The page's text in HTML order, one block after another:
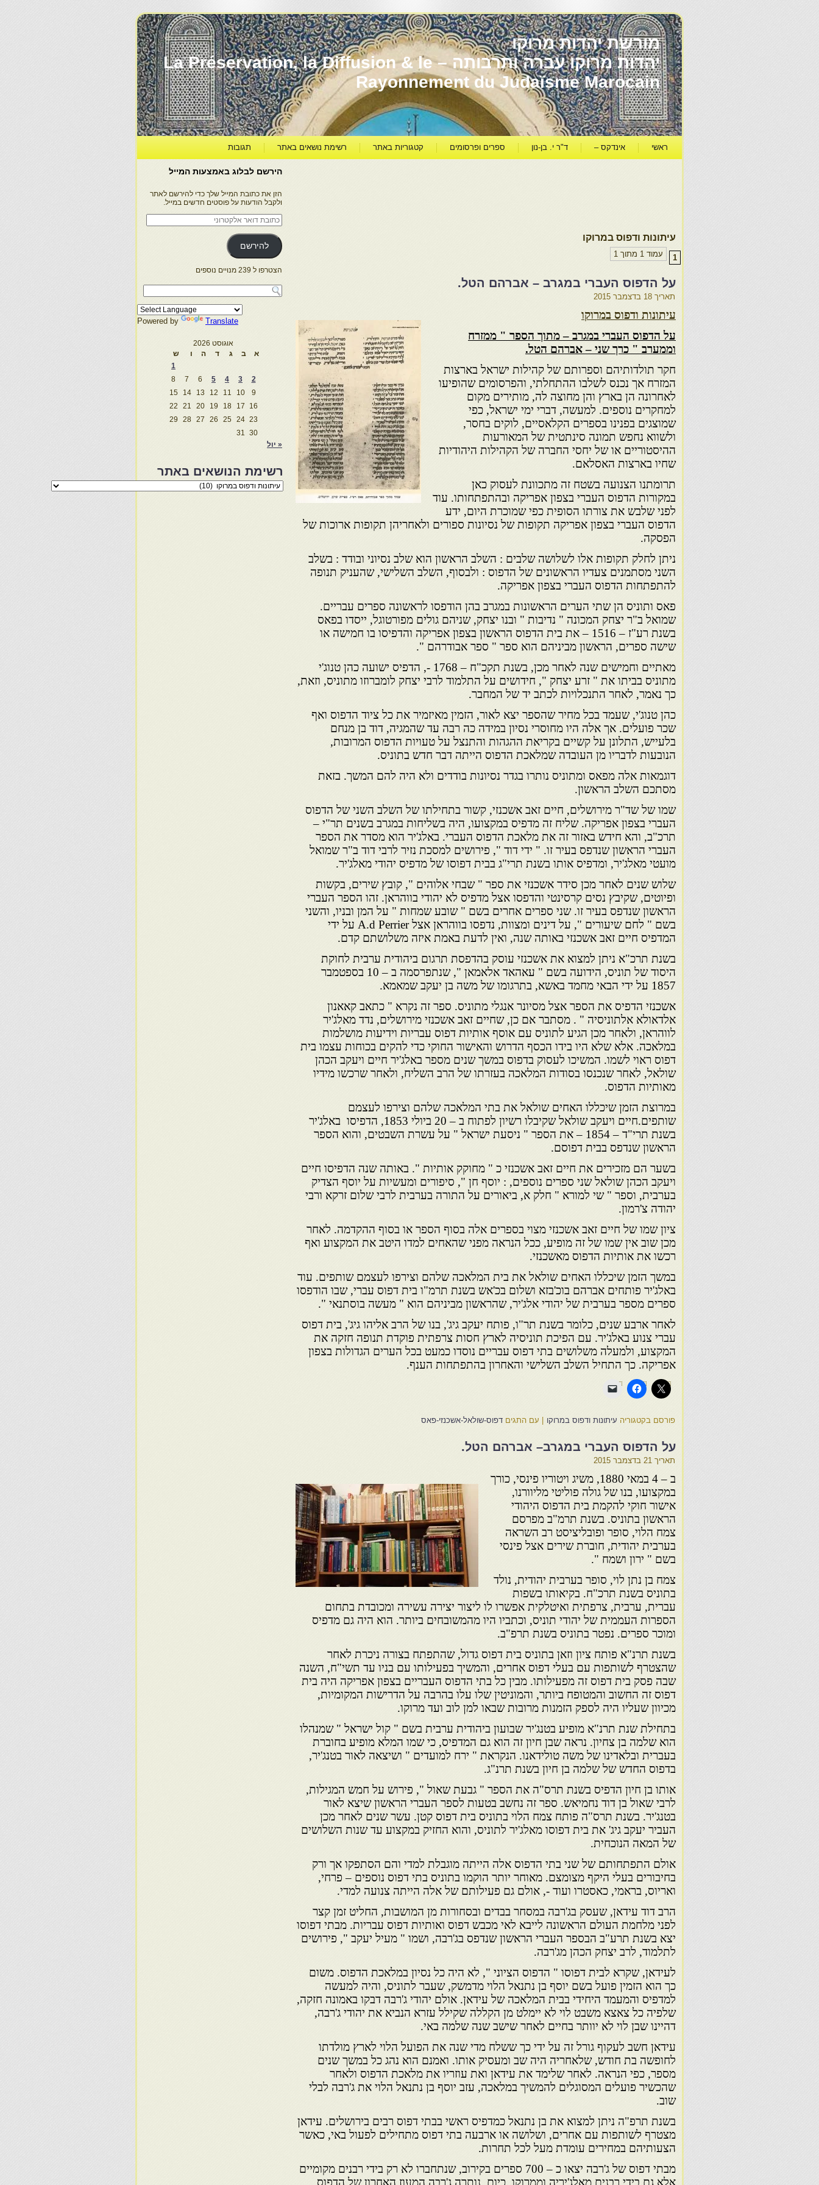
מורשת יהדות מרוקו
יהדות מרוקו עברה ותרבותה – La Préservation, la Diffusion & le
Rayonnement du Judaïsme Marocain
ראשי אינדקס – ד"ר י. בן-נון ספרים ופרסומים קטגוריות באתר רשימת נושאים באתר תגובות
עיתונות ודפוס במרוקו
עמוד 1 מתוך 1 1
על הדפוס העברי במגרב – אברהם הטל.
תאריך 18 בדצמבר 2015
עיתונות ודפוס במרוקו
על הדפוס העברי במגרב – מתוך הספר " ממזרח
וממערב " כרך שני – אברהם הטל.
חקר תולדותיהם וספרותם של קהילות ישראל בארצות
המזרח אך נכנס לשלבו ההתחלתי, והפרסומים שהופיעו
לאחרונה הן בארץ והן מחוצה לה, מותירים מקום
למחקרים נוספים. למעשה, דברי ימי ישראל, כפי
שמוצגים בפנינו בספרים הקלאסיים, לוקים בחסר,
ולשווא נחפש תמונה סינתטית של המאורעות
ההיסטוריים או של יחסי החברה של הקהילות היהודיות
שחיו בארצות האסלאם.
תרומתנו הצנועה בשטח זה מתכוונת לעסוק כאן
במקורות הדפוס העברי בצפון אפריקה ובהתפתחותו. עוד
לפני שלבש את צורתו הסופית כפי שמוכרת היום, ידע
הדפוס העברי בצפון אפריקה תקופות של נסיונות ספורים ולאחריהן תקופות ארוכות של
הפסקה.
ניתן לחלק תקופות אלו לשלושה שלבים : השלב הראשון הוא שלב נסיוני ובודד : בשלב
השני מסתמנים צעדיו הראשונים של הדפוס : ולבסוף, השלב השלישי, שהעניק תנופה
להתפתחות הדפוס העברי בצפון אפריקה.
פאס ותוניס הן שתי הערים הראשונות במגרב בהן הודפסו לראשונה ספרים עבריים.
שמואל ב"ר יצחק המכונה " נדיבות " ובנו יצחק, שניהם גולים מפורטוגל, ייסדו בפאס
בשנת רע"ז – 1516 – את בית הדפוס הראשון בצפון אפריקה והדפיסו בו חמישה או
שישה ספרים, הראשון מביניהם הוא ספר " ספר אבודרהם ".
מאתיים וחמישים שנה לאחר מכן, בשנת תקכ"ח – 1768 -, הדפיס ישועה כהן טנוג'י
מתוניס בביתו את " זרע יצחק ", חידושים על התלמוד לרבי יצחק לומברוזו מתוניס, וזאת,
כך נאמר, לאחר התנכלויות לכתב יד של המחבר.
כהן טנוג'י, שעמד בכל מחיר שהספר יצא לאור, הזמין מאיזמיר את כל ציוד הדפוס ואף
שכר פועלים. אך אלה היו מחוסרי נסיון במידה כה רבה עד שהמגיה, דוד בן מנחם
בלעייש, התלונן על קשיים בקריאת ההגהות והתנצל על טעויות הדפוס המרובות,
הנובעות לדבריו מן העובדה שמלאכת הדפוס הייתה דבר חדש בתוניס.
דוגמאות אלה מפאס ומתוניס נותרו בגדר נסיונות בודדים ולא היה להם המשך. בזאת
מסתכם השלב הראשון.
שמו של שד"ר מירושלים, חיים זאב אשכנזי, קשור בתחילתו של השלב השני של הדפוס
העברי בצפון אפריקה. שליח זה מדפיס במקצועו, היה בשליחות במגרב בשנים תר"י –
תרכ"ב, והא חידש באזור זה את מלאכת הדפוס העברי. באלג'יר הוא מסדר את הספר
העברי הראשון שנדפס בעיר זו. " ידי דוד ", פירושים למסכת נזיר לרבי דוד ב"ר שמואל
מועטי מאלג'יר, ומדפיס אותו בשנת תרי"ג בבית דפוסו של מדפיס יהודי מאלג'יר.
שלוש שנים לאחר מכן סידר אשכנזי את ספר " שבחי אלוהים ", קובץ שירים, בקשות
ופיוטים, שקיבץ נסים קרסינטי והדפסו אצל מדפיס לא יהודי בווהראן. זהו הספר העברי
הראשון שנדפס בעיר זו. שני ספרים אחרים בשם " שובע שמחות " על המן ובניו, והשני
בשם " לחם שיעורים ", על דינים ומצוות, נדפסו בווהראן אצל A.d Perrier על ידי
המדפיס חיים זאב אשכנזי באותה שנה, ואין לדעת באמת איזה משלושתם קדם.
בשנת תרכ"א ניתן למצוא את אשכנזי עוסק בהדפסת תרגום ביהודית ערבית לחוקת
היסוד של תוניס, הידועה בשם " עאהאד אלאמאן ", שנתפרסמה ב – 10 בספטמבר
1857 על ידי הבאי מחמד באשא, בתרגומו של משה בן יעקב שמאמא.
אשכנזי הדפיס את הספר אצל מסיונר אנגלי מתוניס. ספר זה נקרא " כתאב קאאנון
אלדאולא אלתוניסיה " . מסתבר אם כן, שחיים זאב אשכנזי מירושלים, נדד מאלג'יר
לווהראן, ולאחר מכן הגיע לתוניס עם אוסף אותיות דפוס עבריות וידיעות מושלמות
במלאכה. אלא שלא היו בידו הכסף הדרוש והאישור החוקי כדי להקים בכוחות עצמו בית
דפוס ראוי לשמו. המשיכו לעסוק בדפוס במשך שנים מספר באלג'יר חיים ויעקב הכהן
שולאל, לאחר שנכנסו בסודות המלאכה בעזרתו של הרב השליח, ולאחר שרכשו מידיו
מאותיות הדפוס.
במרוצת הזמן שיכללו האחים שולאל את בתי המלאכה שלהם וצירפו לעצמם
שותפים.חיים ויעקב שולאל שקיבלו רשיון לפתוח ב – 20 ביולי 1853, הדפיסו באלג'יר
בשנת תרי"ד – 1854 – את הספר " ניסעת ישראל " על עשרת השבטים, והוא הספר
הראשון שנדפס בבית דפוסם.
בשער הם מזכירים את חיים זאב אשכנזי כ " מחוקק אותיות ". באותה שנה הדפיסו חיים
ויעקב הכהן שולאל שני ספרים נוספים, : יוסף חן ", סיפורים ומעשיות על יוסף הצדיק
בערבית, וספר " שי למורא " חלק א, ביאורים על התורה בערבית לרבי שלום זרקא ורבי
יהודה צ'רמון.
ציון שמו של חיים זאב אשכנזי מצוי בספרים אלה בסוף הספר או בסוף ההקדמה. לאחר
מכן שוב אין שמו של זה מופיע, ככל הנראה מפני שהאחים למדו היטב את המקצוע ואף
רכשו את אותיות הדפוס מאשכנזי.
במשך הזמן שיכללו האחים שולאל את בית המלאכה שלהם וצירפו לעצמם שותפים. עוד
באלג'יר פותחים אברהם בוכ'בזא ושלום בכ'אש בשנת תרמ"ו בית דפוס עברי, שבו הודפסו
ספרים מספר בערבית של יהודי אלג'יר, שהראשון מביניהם הוא " מעשה בוסתנאי ".
לאחר ארבע שנים, כלומר בשנת תר"ו, פותח יעקב גיג', בנו של הרב אליהו גיג', בית דפוס
עברי צנוע באלג'יר. עם הפיכת תוניסיה לארץ חסות צרפתית פוקדת תנופה חזקה את
המקצוע, ולמעלה משלושים בתי דפוס עבריים נוסדו כמעט בכל הערים הגדולות בצפון
אפריקה. כך התחיל השלב השלישי והאחרון בהתפתחות הענף.
פורסם בקטגוריה עיתונות ודפוס במרוקו עם התגים דפוס-שולאל-אשכנזי-פאס
על הדפוס העברי במגרב– אברהם הטל.
תאריך 21 בדצמבר 2015
ב – 4 במאי 1880, משיג ויטוריו פינסי,
כורך
במקצועו, בנו של גולה פוליטי מליוורנו,
אישור חוקי להקמת בית הדפוס היהודי
הראשון בתוניס. בשנת תרמ"ב מפרסם
צמח הלוי, סופר ופובליציסט רב השראה
בערבית יהודית, חוברת שירים אצל פינסי
בשם " ירון ושמח ".
צמח בן נתן לוי, סופר בערבית יהודית, נולד
בתוניס בשנת תרכ"ח. בקיאותו בשפות
עברית, ערבית, צרפתית ואיטלקית אפשרו לו ליצור יצירה עשירה ומכובדת בתחום
הספרות העממית של יהודי תוניס, וכתביו היו מהמשובחים ביותר. הוא היה גם מדפיס
ומוכר ספרים. נפטר בתוניס בשנת תרפ"ב.
בשנת תרנ"א פותח ציון וזאן בתוניס בית דפוס גדול, שהתפתח בצורה ניכרת לאחר
שהצטרף לשותפות עם בעלי דפוס אחרים, והמשיך בפעילותו עם בניו עד תשי"ח, השנה
שבה פסק בית דפוס זה מפעילותו. מבין כל בתי הדפוס העבריים בצפון אפריקה היה בית
דפוס זה החשוב והמטופח ביותר, והמוניטין שלו עלו בהרבה על הדרישות המקומיות,
מכיוון שעליו היה לספק הזמנות מרובות שבאו למן לוב ועד מרוקו.
בתחילת שנת תרנ"א מופיע בטנג'יר שבועון ביהודית ערבית בשם " קול ישראל " שמנהלו
הוא שלמה בן צחיון. נראה שבן חיון זה הוא גם המדפיס, כי שמו המלא מופיע בחוברת
בעברית ובלאדינו של משה טולידאנו. הנקראת " ירח למועדים " ושיצאה לאור בטנג'יר,
בדפוס החדש של שלמה בן חיון בשנת תרנ"ג.
אותו בן חיון הדפיס בשנת תרס"ה את הספר " גבעת שאול ", פירוש על חמש המגילות,
לרבי שאול בן דוד נחמיאש. ספר זה נחשב בטעות לספר העברי הראשון שיצא לאור
בטנג'יר. בשנת תרס"ה פותח צמח הלוי בתוניס בית דפוס קטן. עשר שנים לאחר מכן
העביר יעקב גיג' את בית דפוסו מאלג'יר לתוניס, והוא החזיק במקצוע עד שנות השלושים
של המאה הנוכחית.
אולם התפתחותם של שני בתי הדפוס אלה הייתה מוגבלת למדי והם הסתפקו אך ורק
בחיבורים בעלי היקף מצומצם. מאוחר יותר הוקמו בתוניס בתי דפוס נוספים – פרחי,
ואריוס, בראמי, כאסטרו ועוד -, אולם גם פעילותם של אלה הייתה צנועה למדי.
הרב דוד עידאן, שעסק בג'רבה במסחר בבדים ובסחורות מן המושבות, החליט זמן קצר
לפני מלחמת העולם הראשונה לייבא לאי מכבש דפוס ואותיות דפוס עבריות. מבתי דפוסו
יצא בשנת תרע"ב הבספר העברי הראשון שנדפס בג'רבה, ושמו " מעיל יעקב ", פירושים
לתלמוד, לרב יצחק הכהן מג'רבה.
לעידאן, שקרא לבית דפוסו " הדפוס הציוני ", לא היה כל נסיון במלאכת הדפוס. משום
כך הוא הזמין פועל בשם יוסף בן נתנאל הלוי מדמשק, שעבר לתוניס, והיה למעשה
למדפיס והמעמד היחידי בבית המלאכה של עידאן. אולם יהודי ג'רבה דבקו באמונה חזקה,
שלפיה כל צאצא משבט לוי לא יימלט מן הקללה שקילל עזרא הנביא את יהודי ג'רבה,
דהיינו שבן לוי לא יוותר בחיים לאחר שישב שנה שלמה באי.
עידאן חשב לעקוף גורל זה על ידי כך ששלח מדי שנה את הפועל הלוי לארץ מולדתו
לחופשה בת חודש, שלאחריה היה שב ומעסיק אותו. ואמנם הוא נהג כל במשך שנים
מספר, כפי הנראה. לאחר שלימד את עידאן ואת עוזריו את מלאכת הדפוס ולאחר
שהכשיר פועלים המסוגלים להמשיך במלאכה, עזב יוסף בן נתנאל הלוי את ג'רבה לבלי
שוב.
בשנת תרפ"ה ניתן למצוא את בן נתנאל כמדפיס ראשי בבתי דפוס רבים בירושלים. עידאן
מצטרף לשותפות עם אחרים, ושלושה או ארבעה בתי דפוס מתחילים לפעול באי, כאשר
הצעותיהם במחירים עומדת מעל לכל תחרות.
מבתי דפוס של ג'רבה יצאו כ – 700 ספרים בקירוב, שנתחברו לא רק בידי רבנים מקומיים
אלא גם בידי רבנים מאלג'יריה וממרוקו. כיום, נותרה ג'רבה המעוז האחרון של הדפוס
הירשם לבלוג באמצעות המייל
הזן את כתובת המייל שלך כדי להירשם לאתר
ולקבל הודעות על פוסטים חדשים במייל.
כתובת
דואר
אלקטרוני
להירשם
הצטרפו ל 239 מנויים נוספים
Powered by Translate
אוגוסט 2026
א
ב ג ד ה ו
ש
1
2
3
4
5
6
7
8
9
10
11
12
13
14
15
16
17
18
19
20
21
22
23
24
25
26
27
28
29
30
31
« יול
רשימת הנושאים באתר
רשימת
הנושאים